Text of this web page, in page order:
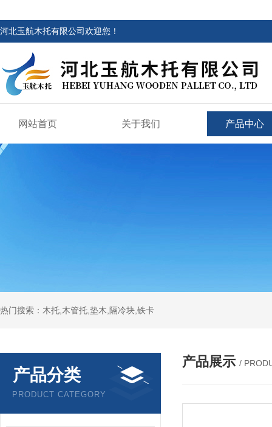
河北玉航木托有限公司欢迎您！
网站首页 关于我们 产品中心
热门搜索：木托,木管托,垫木,隔冷块,铁卡
产品分类
PRODUCT CATEGORY
产品展示 /